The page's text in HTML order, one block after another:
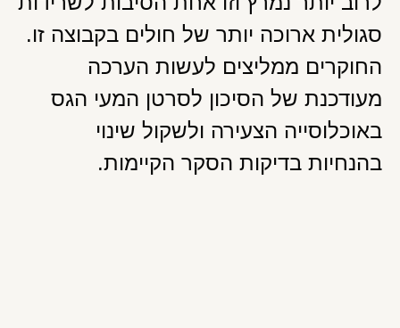
סגולית ארוכה יותר של חולים בקבוצה זו.
החוקרים ממליצים לעשות הערכה
מעודכנת של הסיכון לסרטן המעי הגס
באוכלוסייה הצעירה ולשקול שינוי
בהנחיות בדיקות הסקר הקיימות.